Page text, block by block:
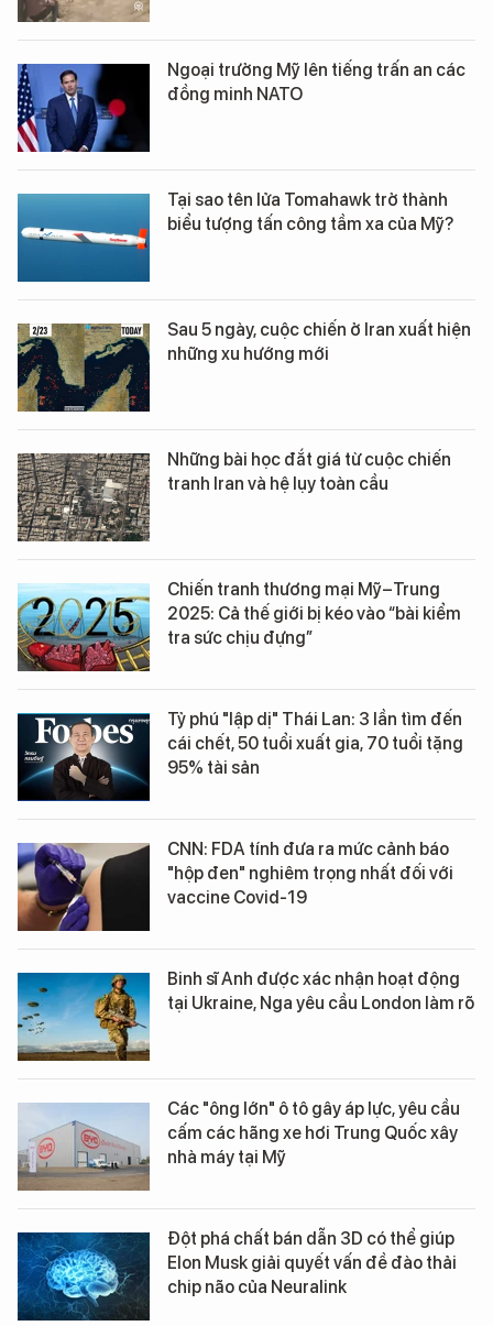
Ngoại trưởng Mỹ lên tiếng trấn an các
đồng minh NATO
Tại sao tên lửa Tomahawk trở thành
biểu tượng tấn công tầm xa của Mỹ?
Sau 5 ngày, cuộc chiến ở Iran xuất hiện
những xu hướng mới
Những bài học đắt giá từ cuộc chiến
tranh Iran và hệ lụy toàn cầu
Chiến tranh thương mại Mỹ–Trung
2025: Cả thế giới bị kéo vào “bài kiểm
tra sức chịu đựng”
Tỷ phú "lập dị" Thái Lan: 3 lần tìm đến
cái chết, 50 tuổi xuất gia, 70 tuổi tặng
95% tài sản
CNN: FDA tính đưa ra mức cảnh báo
"hộp đen" nghiêm trọng nhất đối với
vaccine Covid-19
Binh sĩ Anh được xác nhận hoạt động
tại Ukraine, Nga yêu cầu London làm rõ
Các "ông lớn" ô tô gây áp lực, yêu cầu
cấm các hãng xe hơi Trung Quốc xây
nhà máy tại Mỹ
Đột phá chất bán dẫn 3D có thể giúp
Elon Musk giải quyết vấn đề đào thải
chip não của Neuralink